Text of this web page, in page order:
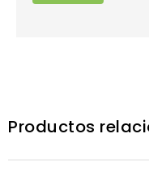
Productos